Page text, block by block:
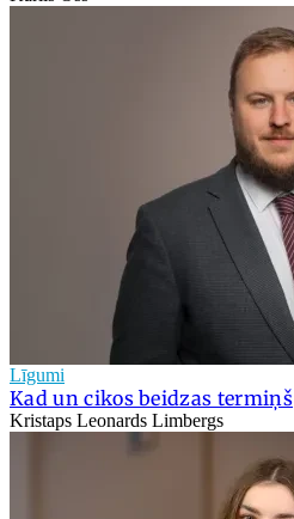
Līgumi
Kad un cikos beidzas termiņš
Kristaps Leonards Limbergs